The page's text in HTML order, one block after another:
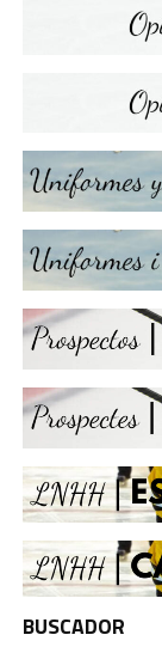
BUSCADOR